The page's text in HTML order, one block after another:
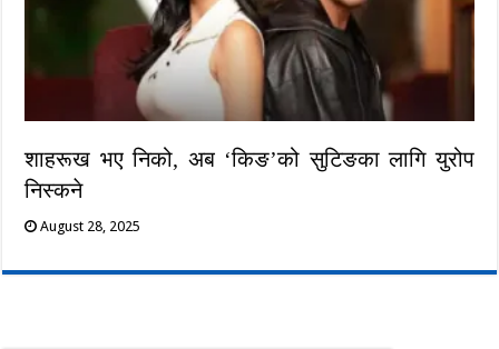
शाहरूख भए निको, अब ‘किङ’को सुटिङका लागि युरोप
निस्कने
August 28, 2025